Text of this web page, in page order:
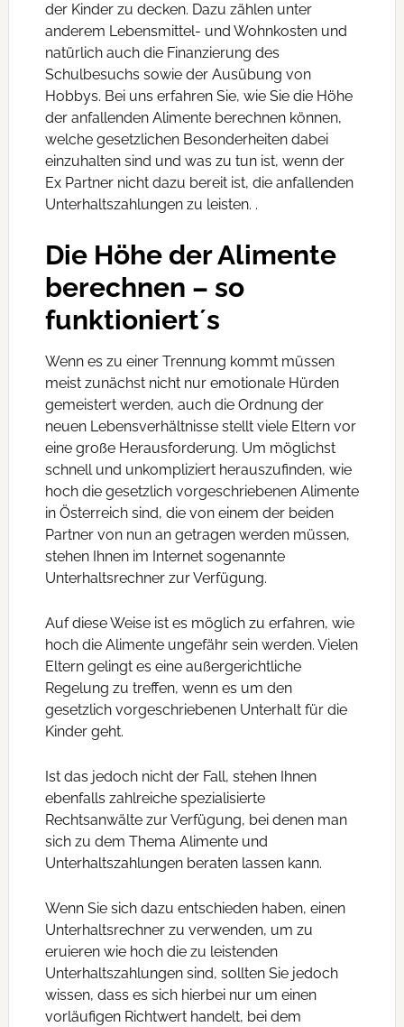
der Kinder zu decken. Dazu zählen unter
anderem Lebensmittel- und Wohnkosten und
natürlich auch die Finanzierung des
Schulbesuchs sowie der Ausübung von
Hobbys. Bei uns erfahren Sie, wie Sie die Höhe
der anfallenden Alimente berechnen können,
welche gesetzlichen Besonderheiten dabei
einzuhalten sind und was zu tun ist, wenn der
Ex Partner nicht dazu bereit ist, die anfallenden
Unterhaltszahlungen zu leisten. .
Die Höhe der Alimente
berechnen – so
funktioniert´s
Wenn es zu einer Trennung kommt müssen
meist zunächst nicht nur emotionale Hürden
gemeistert werden, auch die Ordnung der
neuen Lebensverhältnisse stellt viele Eltern vor
eine große Herausforderung. Um möglichst
schnell und unkompliziert herauszufinden, wie
hoch die gesetzlich vorgeschriebenen Alimente
in Österreich sind, die von einem der beiden
Partner von nun an getragen werden müssen,
stehen Ihnen im Internet sogenannte
Unterhaltsrechner zur Verfügung.
Auf diese Weise ist es möglich zu erfahren, wie
hoch die Alimente ungefähr sein werden. Vielen
Eltern gelingt es eine außergerichtliche
Regelung zu treffen, wenn es um den
gesetzlich vorgeschriebenen Unterhalt für die
Kinder geht.
Ist das jedoch nicht der Fall, stehen Ihnen
ebenfalls zahlreiche spezialisierte
Rechtsanwälte zur Verfügung, bei denen man
sich zu dem Thema Alimente und
Unterhaltszahlungen beraten lassen kann.
Wenn Sie sich dazu entschieden haben, einen
Unterhaltsrechner zu verwenden, um zu
eruieren wie hoch die zu leistenden
Unterhaltszahlungen sind, sollten Sie jedoch
wissen, dass es sich hierbei nur um einen
vorläufigen Richtwert handelt, bei dem